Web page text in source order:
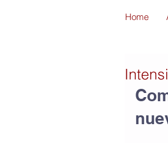
Home